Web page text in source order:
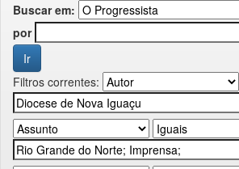
Buscar em:
por
Filtros correntes: